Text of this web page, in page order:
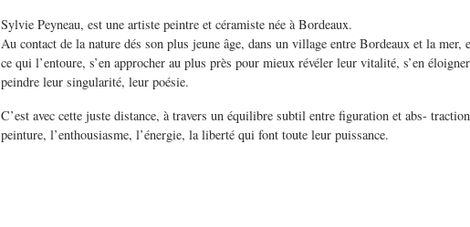
Sylvie Peyneau, est une artiste peintre et céramiste née à Bordeaux.
Au contact de la nature dés son plus jeune âge, dans un village entre Bordeaux et la mer,
ce qui l’entoure, s’en approcher au plus près pour mieux révéler leur vitalité, s’en
peindre leur singularité, leur poésie.
C’est avec cette juste distance, à travers un équilibre subtil entre figuration et abs-
peinture, l’enthousiasme, l’énergie, la liberté qui font toute leur puissance.